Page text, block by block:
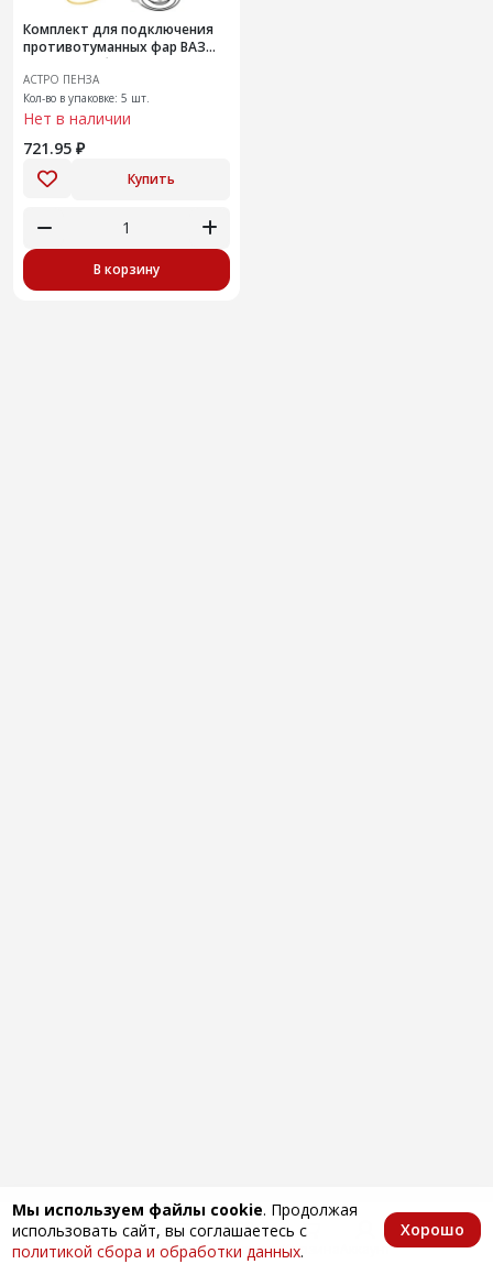
Комплект для подключения
противотуманных фар ВАЗ
Газель и Соболь
АСТРО ПЕНЗА
Кол-во в упаковке: 5 шт.
Нет в наличии
721.95 ₽
Купить
В корзину
Мы используем файлы cookie. Продолжая
использовать сайт, вы соглашаетесь с
политикой сбора и обработки данных.
Хорошо
Главная КаталогИзбранноеКорзина Аккаунт